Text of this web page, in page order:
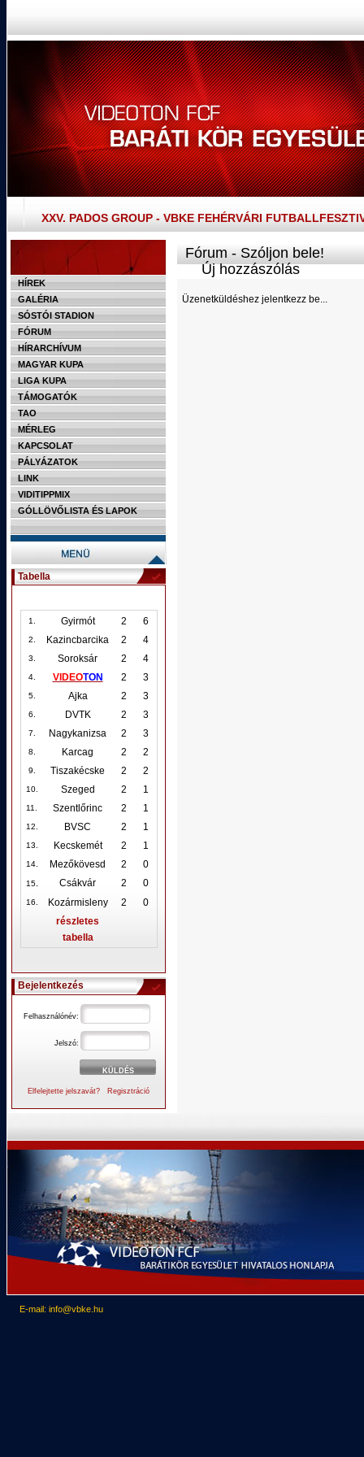
XXV. PADOS GROUP - VBKE FEHÉRVÁRI
HÍREK
GALÉRIA
SÓSTÓI STADION
FÓRUM
HÍRARCHÍVUM
MAGYAR KUPA
LIGA KUPA
TÁMOGATÓK
TAO
MÉRLEG
KAPCSOLAT
PÁLYÁZATOK
LINK
VIDITIPPMIX
GÓLLÖVŐLISTA ÉS LAPOK
Tabella
1. Gyirmót 2 6
2. Kazincbarcika 2 4
3. Soroksár 2 4
4. VIDEOTON 2 3
5. Ajka 2 3
6. DVTK 2 3
7. Nagykanizsa 2 3
8. Karcag 2 2
9. Tiszakécske 2 2
10. Szeged 2 1
11. Szentlőrinc 2 1
12. BVSC 2 1
13. Kecskemét 2 1
14. Mezőkövesd 2 0
15. Csákvár 2 0
16. Kozármisleny 2
0
részletes
tabella
Bejelentkezés
Felhasználónév:
Jelszó:
Elfelejtette jelszavát? Regisztráció
Fórum - Szóljon bele!
Új hozzászólás
Üzenetküldéshez jelentkezz be...
E-mail: info@vbke.hu